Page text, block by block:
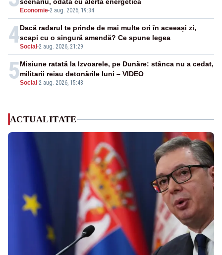
Economie-2 aug. 2026, 19:34
4Social -2 aug. 2026, 21:29
Dacă radarul te prinde de mai multe ori în aceeași zi,
scapi cu o singură amendă? Ce spune legea
5Social -2 aug. 2026, 15:48
Misiune ratată la Izvoarele, pe Dunăre: stânca nu a cedat,
militarii reiau detonările luni – VIDEO
ACTUALITATE